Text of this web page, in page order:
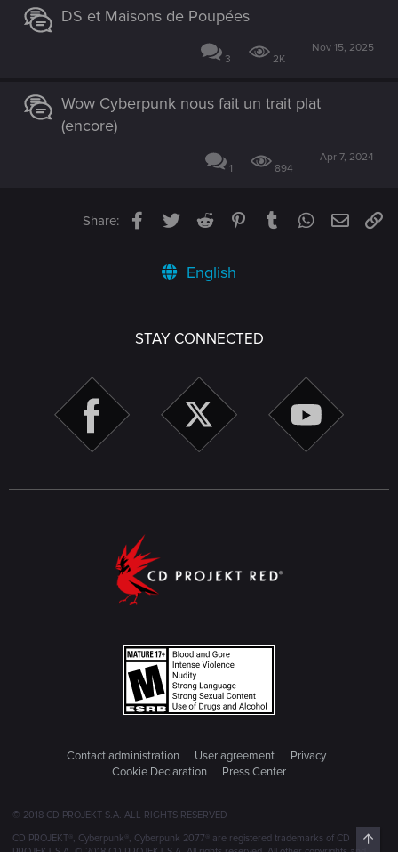
DS et Maisons de Poupées
3 2K
Nov 15, 2025
Wow Cyberpunk nous fait un trait plat
(encore)
1 894
Apr 7, 2024
Share: Facebook
TwitterReddit PinterestTumblrWhatsApp
Email
English
STAY CONNECTED
Contact administration User agreement
Privacy
Cookie Declaration
Press Center
© 2018 CD PROJEKT S.A. ALL RIGHTS RESERVED
CD PROJEKT®, Cyberpunk®, Cyberpunk 2077® are registered trademarks of CD
Top